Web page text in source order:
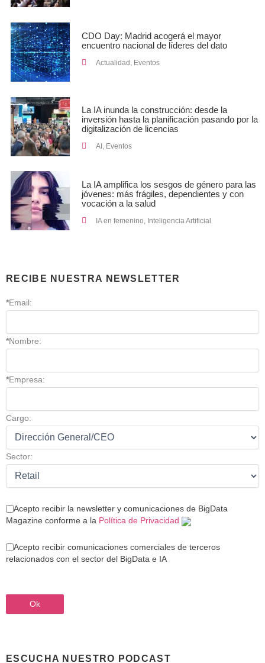
CDO Day: Madrid acogerá el mayor
encuentro nacional de líderes del dato
Actualidad, Eventos
La IA inunda la construcción: desde la
inversión hasta la planificación pasando por la
digitalización de licencias
AI , Eventos
La IA amplifica los sesgos de género para las
jóvenes: más frágiles, dependientes y con
vocación a la salud
IA en femenino, Inteligencia Artificial
RECIBE NUESTRA NEWSLETTER
*Email:
*Nombre:
*Empresa:
Cargo:
Sector:
Acepto recibir la newsletter y comunicaciones de BigData
Magazine conforme a la Política de Privacidad
Acepto recibir comunicaciones comerciales de terceros
relacionados con el sector del BigData e IA
ESCUCHA NUESTRO PODCAST